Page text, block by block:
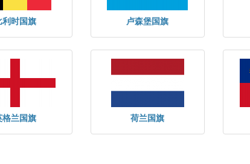
利时国旗 卢森堡国旗
格兰国旗 荷兰国旗